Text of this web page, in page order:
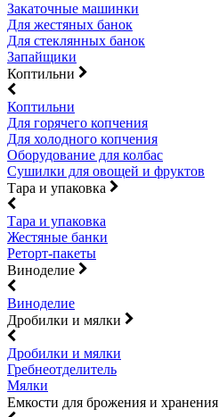
Закаточные машинки
Для жестяных банок
Для стеклянных банок
Запайщики
Коптильни
Коптильни
Для горячего копчения
Для холодного копчения
Оборудование для колбас
Сушилки для овощей и фруктов
Тара и упаковка
Тара и упаковка
Жестяные банки
Реторт-пакеты
Виноделие
Виноделие
Дробилки и мялки
Дробилки и мялки
Гребнеотделитель
Мялки
Емкости для брожения и хранения